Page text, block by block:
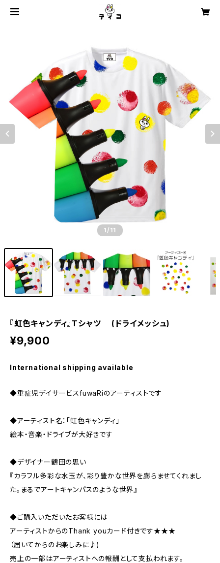
1 /11
『虹色キャンディ』Tシャツ (ドライメッシュ)
¥9,900
International shipping available
◆重症児デイサービスfuwaRiのアーティストです
◆アーティスト名：「虹色キャンディ」
絵本・音楽・ドライブが大好きです​
◆デザイナー鶴田の思い
『カラフル多彩な水玉が、彩り豊かな世界を膨らませてくれまし
た。まるでアートキャンパスのような世界』
◆ご購入いただいたお客様には
アーティストからのThank youカード付きです★★★
（届いてからのお楽しみに♪)
売上の一部はアーティストへの報酬として支払われます。